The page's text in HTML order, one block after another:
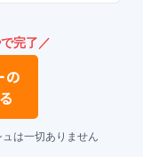
完了／
の
は一切ありません